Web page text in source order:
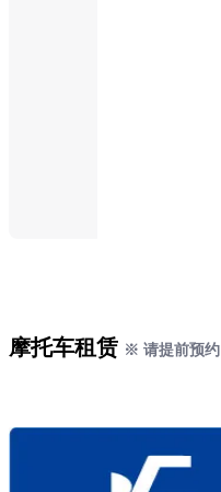
摩托车租赁 ※ 请提前预约